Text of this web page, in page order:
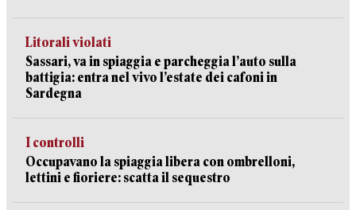
Litorali violati
Sassari, va in spiaggia e parcheggia l’auto sulla
battigia: entra nel vivo l’estate dei cafoni in
Sardegna
I controlli
Occupavano la spiaggia libera con ombrelloni,
lettini e fioriere: scatta il sequestro